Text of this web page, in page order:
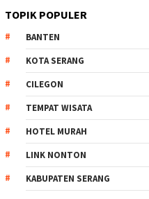
TOPIK POPULER
BANTEN
KOTA SERANG
CILEGON
TEMPAT WISATA
HOTEL MURAH
LINK NONTON
KABUPATEN SERANG